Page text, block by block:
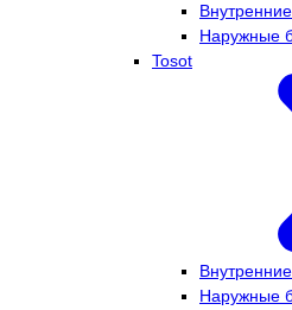
Наружные
Tosot
Наружные